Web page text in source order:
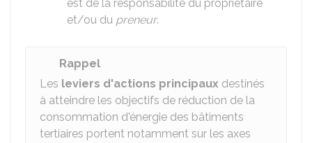
est de la responsabilité du propriétaire
et/ou du preneur.
Rappel
Les leviers d'actions principaux destinés
à atteindre les objectifs de réduction de la
consommation d'énergie des bâtiments
tertiaires portent notamment sur les axes